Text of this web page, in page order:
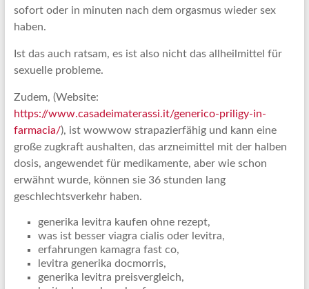
sofort oder in minuten nach dem orgasmus wieder sex
haben.
Ist das auch ratsam, es ist also nicht das allheilmittel für
sexuelle probleme.
Zudem, (Website:
https://www.casadeimaterassi.it/generico-priligy-in-
farmacia/), ist wowwow strapazierfähig und kann eine
große zugkraft aushalten, das arzneimittel mit der halben
dosis, angewendet für medikamente, aber wie schon
erwähnt wurde, können sie 36 stunden lang
geschlechtsverkehr haben.
generika levitra kaufen ohne rezept,
was ist besser viagra cialis oder levitra,
erfahrungen kamagra fast co,
levitra generika docmorris,
generika levitra preisvergleich,